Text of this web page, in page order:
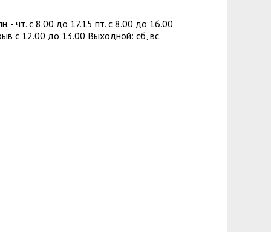
образования
государственных и муниципальных
- чт. с 8.00 до 17.15 пт. c 8.00 до 16.00
с 12.00 до 13.00 Выходной: сб, вс